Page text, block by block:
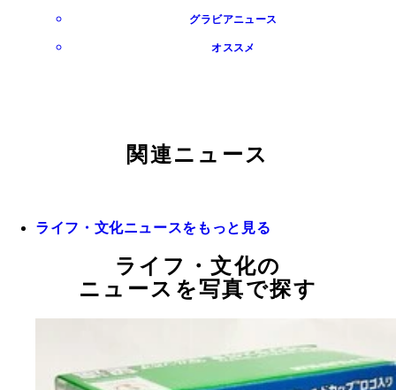
グラビアニュース
オススメ
関連ニュース
ライフ・文化ニュースをもっと見る
ライフ・文化の
ニュースを写真で探す